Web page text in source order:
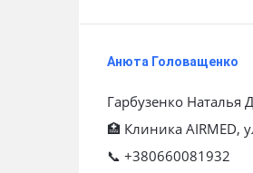
Анюта Головащенко
Гарбузенко Наталья
🏥 Клиника AIRMED,
📞 +380660081932